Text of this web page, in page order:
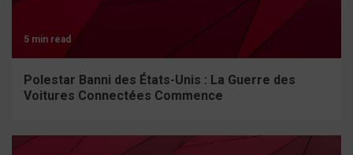
5 min read
Polestar Banni des États-Unis : La Guerre des
Voitures Connectées Commence